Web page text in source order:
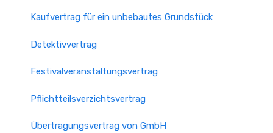
Kaufvertrag für ein unbebautes Grundstück
Detektivvertrag
Festivalveranstaltungsvertrag
Pflichtteilsverzichtsvertrag
Übertragungsvertrag von GmbH